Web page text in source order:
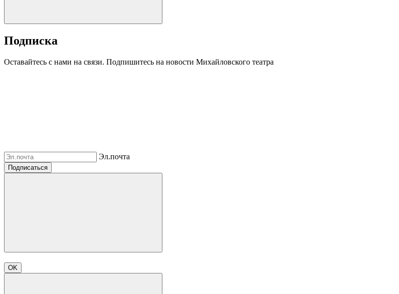
Подписка
Оставайтесь с нами на связи. Подпишитесь на новости Михайловского театра
Эл.почта
Подписаться
OK